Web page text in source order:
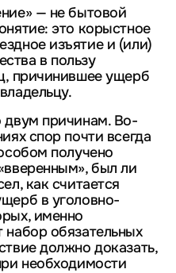
— не бытовой
это корыстное
изъятие и (или)
в пользу
причинившее ущерб
причинам. Во-
спор почти всегда
получено
был ли
как считается
в уголовно-
именно
обязательных
должно доказать,
необходимости